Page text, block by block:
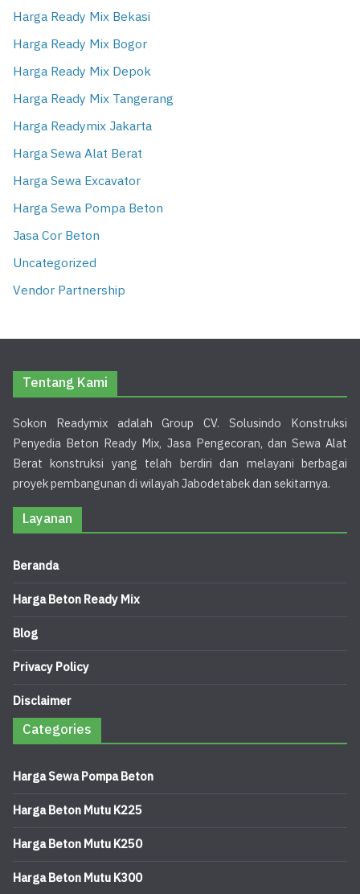
Harga Ready Mix Bekasi
Harga Ready Mix Bogor
Harga Ready Mix Depok
Harga Ready Mix Tangerang
Harga Readymix Jakarta
Harga Sewa Alat Berat
Harga Sewa Excavator
Harga Sewa Pompa Beton
Jasa Cor Beton
Uncategorized
Vendor Partnership
Tentang Kami
Sokon Readymix adalah Group CV. Solusindo Konstruksi
Penyedia Beton Ready Mix, Jasa Pengecoran, dan Sewa Alat
Berat konstruksi yang telah berdiri dan melayani berbagai
proyek pembangunan di wilayah Jabodetabek dan sekitarnya.
Layanan
Beranda
Harga Beton Ready Mix
Blog
Privacy Policy
Disclaimer
Categories
Harga Sewa Pompa Beton
Harga Beton Mutu K225
Harga Beton Mutu K250
Harga Beton Mutu K300